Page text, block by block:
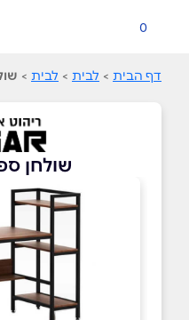
0
דף הבית > לבית > לבית >
שולחן